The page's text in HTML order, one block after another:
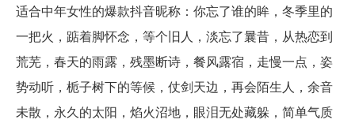
适合中年女性的爆款抖音昵称：你忘了谁的眸，冬季里的
一把火，踮着脚怀念，等个旧人，淡忘了曩昔，从热恋到
荒芜，春天的雨露，残墨断诗，餐风露宿，走慢一点，姿
势动听，栀子树下的等候，仗剑天边，再会陌生人，余音
未散，永久的太阳，焰火沼地，眼泪无处藏躲，简单气质